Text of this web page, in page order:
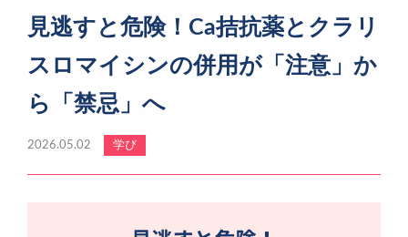
見逃すと危険！Ca拮抗薬とクラリ
スロマイシンの併用が「注意」か
ら「禁忌」へ
2026.05.02 学び